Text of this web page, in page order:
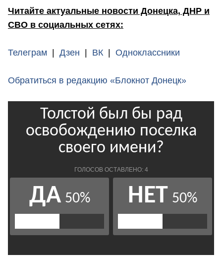
Читайте актуальные новости Донецка, ДНР и
СВО в социальных сетях:
Телеграм | Дзен | ВК | Одноклассники
Обратиться в редакцию «Блокнот Донецк»